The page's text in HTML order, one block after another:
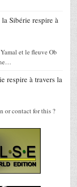
Sibérie respire à
et le fleuve Ob
respire à travers la
or contact for this ?